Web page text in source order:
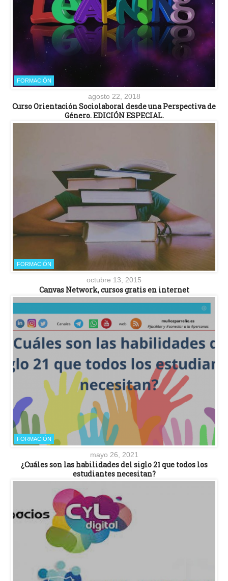
FORMACIÓN
agosto 22, 2018
Curso Orientación Sociolaboral desde una Perspectiva de
Género. EDICIÓN ESPECIAL.
FORMACIÓN
octubre 13, 2015
Canvas Network, cursos gratis en internet
FORMACIÓN
mayo 26, 2021
¿Cuáles son las habilidades del siglo 21 que todos los
estudiantes necesitan?